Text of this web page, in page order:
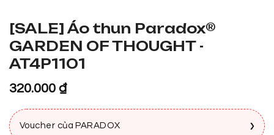
[SALE] Áo thun Paradox®
GARDEN OF THOUGHT -
AT4P1101
320.000 ₫
Voucher của PARADOX ›